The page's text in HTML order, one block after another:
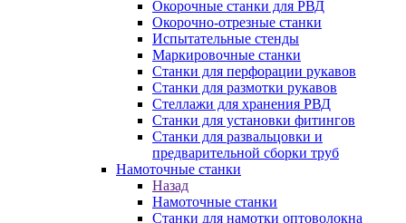
Окорочные станки для РВД
Окорочно-отрезные станки
Испытательные стенды
Маркировочные станки
Станки для перфорации рукавов
Станки для размотки рукавов
Стеллажи для хранения РВД
Станки для установки фитингов
Станки для развальцовки и
предварительной сборки труб
Намоточные станки
Назад
Намоточные станки
Станки для намотки оптоволокна